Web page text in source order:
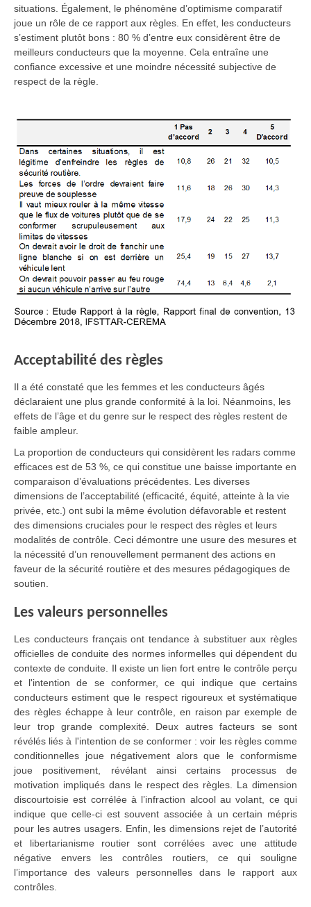
situations. Également, le phénomène d’optimisme comparatif
joue un rôle de ce rapport aux règles. En effet, les conducteurs
s’estiment plutôt bons : 80 % d’entre eux considèrent être de
meilleurs conducteurs que la moyenne. Cela entraîne une
confiance excessive et une moindre nécessité subjective de
respect de la règle.
Acceptabilité des règles
Il a été constaté que les femmes et les conducteurs âgés
déclaraient une plus grande conformité à la loi. Néanmoins, les
effets de l’âge et du genre sur le respect des règles restent de
faible ampleur.
La proportion de conducteurs qui considèrent les radars comme
efficaces est de 53 %, ce qui constitue une baisse importante en
comparaison d’évaluations précédentes. Les diverses
dimensions de l’acceptabilité (efficacité, équité, atteinte à la vie
privée, etc.) ont subi la même évolution défavorable et restent
des dimensions cruciales pour le respect des règles et leurs
modalités de contrôle. Ceci démontre une usure des mesures et
la nécessité d’un renouvellement permanent des actions en
faveur de la sécurité routière et des mesures pédagogiques de
soutien.
Les valeurs personnelles
Les conducteurs français ont tendance à substituer aux règles
officielles de conduite des normes informelles qui dépendent du
contexte de conduite. Il existe un lien fort entre le contrôle perçu
et l'intention de se conformer, ce qui indique que certains
conducteurs estiment que le respect rigoureux et systématique
des règles échappe à leur contrôle, en raison par exemple de
leur trop grande complexité. Deux autres facteurs se sont
révélés liés à l'intention de se conformer : voir les règles comme
conditionnelles joue négativement alors que le conformisme
joue positivement, révélant ainsi certains processus de
motivation impliqués dans le respect des règles. La dimension
discourtoisie est corrélée à l’infraction alcool au volant, ce qui
indique que celle-ci est souvent associée à un certain mépris
pour les autres usagers. Enfin, les dimensions rejet de l’autorité
et libertarianisme routier sont corrélées avec une attitude
négative envers les contrôles routiers, ce qui souligne
l’importance des valeurs personnelles dans le rapport aux
contrôles.